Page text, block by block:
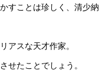
すことは珍しく、清少
アスな天才作家。
せたことでしょう。